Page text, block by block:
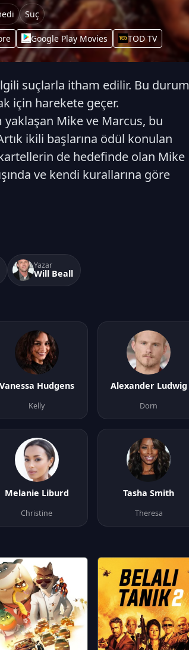
Suç
Google Play Movies TOD TV
suçlarla itham edilir. Bu durum
için harekete geçer.
yaklaşan Mike ve Marcus, bu
ikili başlarına ödül konulan
de hedefinde olan Mike
ve kendi kurallarına göre
Yazar
Will Beall
Vanessa Hudgens
Kelly
Alexander Ludwig
Dorn
Melanie Liburd
Christine
Tasha Smith
Theresa